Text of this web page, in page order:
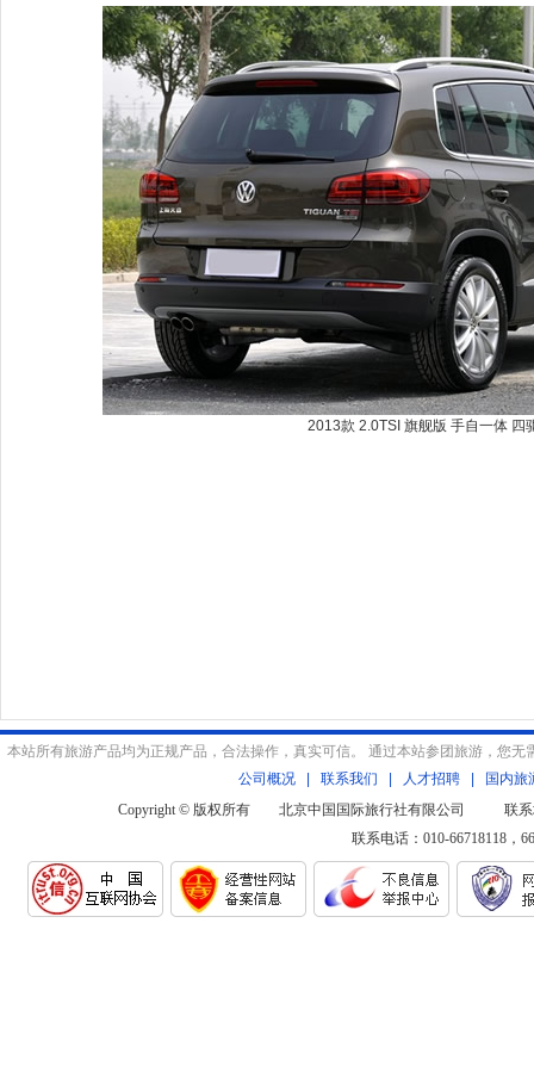
2013款 2.0TSI 旗舰版 手自一体 四
本站所有旅游产品均为正规产品，合法操作，真实可信。 通过本站参团旅游，您
公司概况
联系我们 人才招聘
国内旅
Copyright © 版权所有 北京中国国际旅行社有限公司 联系
联系电话：010-66718118